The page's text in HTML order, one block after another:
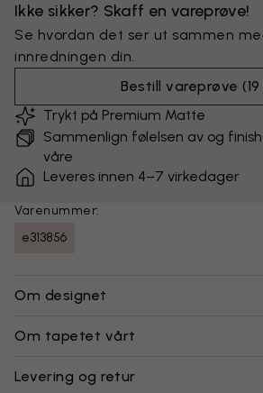
Ikke sikker? Skaff en vareprøve!
Se hvordan det ser ut sammen
innredningen din.
Bestill vareprøve (
Trykt på Premium Matte
Sammenlign følelsen av og
våre
Leveres innen 4–7 virkedager
Varenummer:
e313856
Om designet
Om tapetet vårt
Levering og retur